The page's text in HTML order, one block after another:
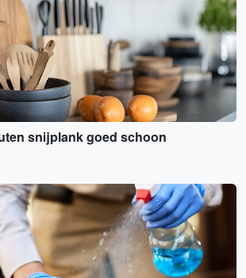
snijplank goed schoon